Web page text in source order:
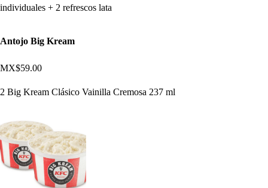
individuales + 2 refrescos lata
Antojo Big Kream
MX$59.00
2 Big Kream Clásico Vainilla Cremosa 237 ml